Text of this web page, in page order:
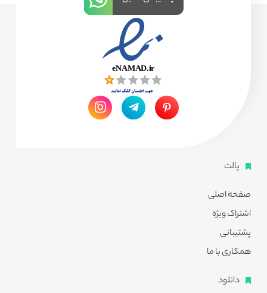
پالت
صفحه اصلی
اشتراک ویژه
پشتیبانی
همکاری با ما
دانلود